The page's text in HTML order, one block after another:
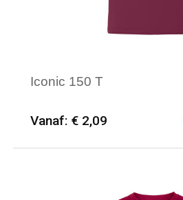
Iconic 150 T
Vanaf: € 2,09
Minimale afname: 50